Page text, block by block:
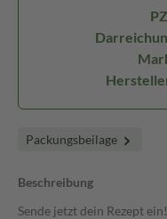
Packungsbeilage
Beschreibung
Sende jetzt dein Rezept